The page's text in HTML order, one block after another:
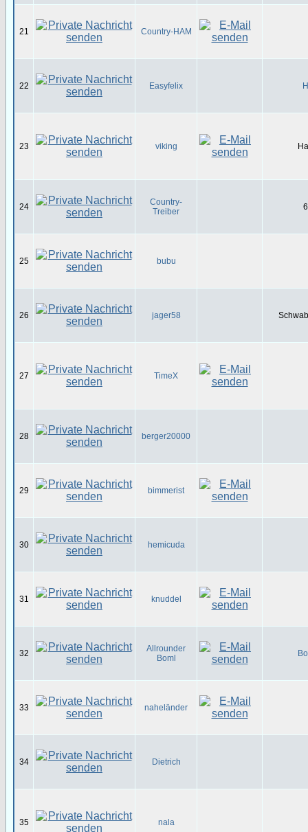
21 Country-HAM
22 Easyfelix
23 viking
24
Country-
Treiber
25 bubu
26 jager58
27 TimeX
28 berger20000
29 bimmerist
30 hemicuda
31 knuddel
32
Allrounder
Boml
33 naheländer
34 Dietrich
35 nala